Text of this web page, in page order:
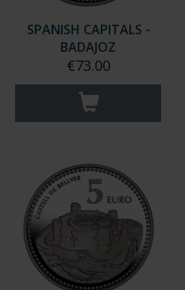
SPANISH CAPITALS -
BADAJOZ
€73.00